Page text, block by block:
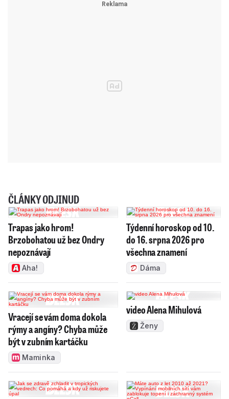
ČLÁNKY ODJINUD
Trapas jako hrom!
Brzobohatou už bez Ondry
nepoznávají
Aha!
Týdenní horoskop od 10.
do 16. srpna 2026 pro
všechna znamení
Dáma
Vracejí se vám doma dokola
rýmy a angíny? Chyba může
být v zubním kartáčku
Maminka
video Alena Mihulová
Ženy